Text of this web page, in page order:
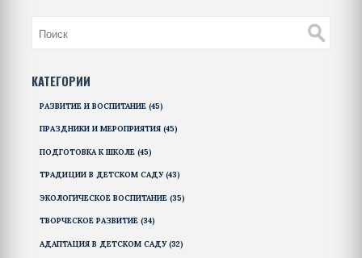
КАТЕГОРИИ
РАЗВИТИЕ И ВОСПИТАНИЕ (45)
ПРАЗДНИКИ И МЕРОПРИЯТИЯ (45)
ПОДГОТОВКА К ШКОЛЕ (45)
ТРАДИЦИИ В ДЕТСКОМ САДУ(43)
ЭКОЛОГИЧЕСКОЕ ВОСПИТАНИЕ (35)
ТВОРЧЕСКОЕ РАЗВИТИЕ (34)
АДАПТАЦИЯ В ДЕТСКОМ САДУ(32)